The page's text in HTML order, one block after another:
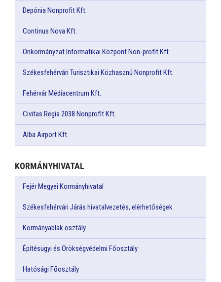
Depónia Nonprofit Kft.
Continus Nova Kft.
Önkormányzat Informatikai Központ Non-profit Kft.
Székesfehérvári Turisztikai Közhasznú Nonprofit Kft.
Fehérvár Médiacentrum Kft.
Civitas Regia 2038 Nonprofit Kft.
Alba Airport Kft.
KORMÁNYHIVATAL
Fejér Megyei Kormányhivatal
Székesfehérvári Járás hivatalvezetés, elérhetőségek
Kormányablak osztály
Építésügyi és Örökségvédelmi Főosztály
Hatósági Főosztály